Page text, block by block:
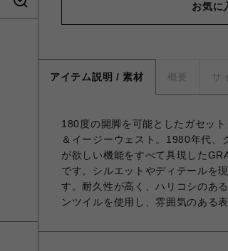
お気に
アイテム説明 / 素材 概要 サ
180度の開脚を可能としたガセッ
＆イージーウェスト。1980年代、
が欲しい機能をすべて具現した
です。シルエットやディテールを
す。耐久性が高く、ハリコシのあ
ンツイルを使用し、雰囲気のある